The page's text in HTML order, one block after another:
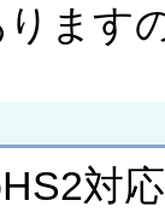
ます
対